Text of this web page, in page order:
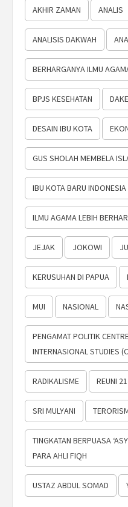
AKHIR ZAMAN ANALIS
ANALISIS DAKWAH
BERHARGANYA ILMU
BPJS KESEHATAN
DESAIN IBU KOTA
GUS SHOLAH MEMBELA
IBU KOTA BARU INDONESIA
ILMU AGAMA LEBIH
JEJAK JOKOWI
KERUSUHAN DI PAPUA
MUI NASIONAL
PENGAMAT POLITIK
INTERNASIONAL STUDIES
RADIKALISME REUNI
SRI MULYANI
TINGKATAN BERPUASA
PARA AHLI FIQH
USTAZ ABDUL SOMAD